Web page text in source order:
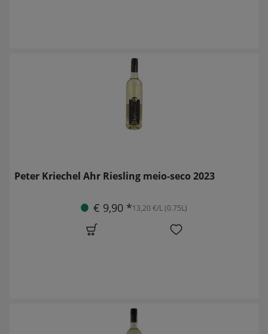
Peter Kriechel Ahr Riesling meio-seco 2023
€ 9,90 *13,20 €/L (0.75L)